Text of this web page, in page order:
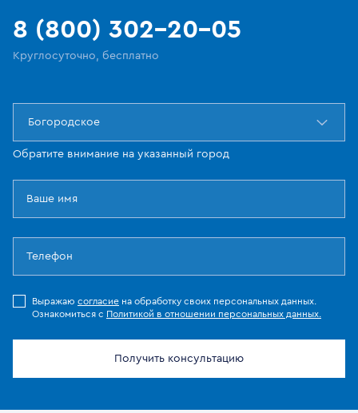
8 (800) 302-20-05
Круглосуточно, бесплатно
Богородское
Обратите внимание на указанный город
Выражаю согласие на обработку своих персональных данных.
Ознакомиться с Политикой в отношении персональных данных.
Получить консультацию